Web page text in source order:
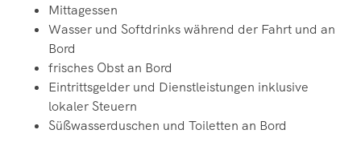
Mittagessen
Wasser und Softdrinks während der Fahrt und an
Bord
frisches Obst an Bord
Eintrittsgelder und Dienstleistungen inklusive
lokaler Steuern
Süßwasserduschen und Toiletten an Bord